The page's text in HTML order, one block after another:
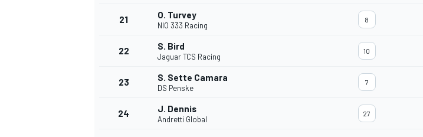
21 O. Turvey
NIO 333 Racing
8
22 S. Bird
Jaguar TCS Racing
10
23 S. Sette Camara
DS Penske
7
24 J. Dennis
Andretti Global
27